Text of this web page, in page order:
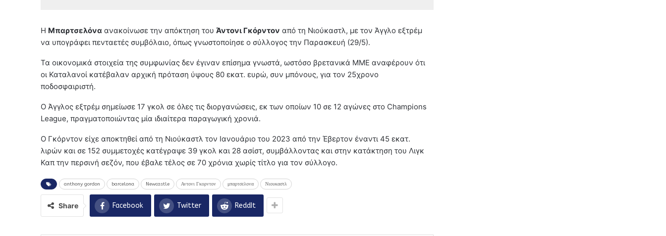
Η Μπαρτσελόνα ανακοίνωσε την απόκτηση του Άντονι Γκόρντον από τη Νιούκαστλ, με τον Άγγλο εξτρέμ
να υπογράφει πενταετές συμβόλαιο, όπως γνωστοποίησε ο σύλλογος την Παρασκευή (29/5).
Τα οικονομικά στοιχεία της συμφωνίας δεν έγιναν επίσημα γνωστά, ωστόσο βρετανικά ΜΜΕ αναφέρουν ότι
οι Καταλανοί κατέβαλαν αρχική πρόταση ύψους 80 εκατ. ευρώ, συν μπόνους, για τον 25χρονο
ποδοσφαιριστή.
Ο Άγγλος εξτρέμ σημείωσε 17 γκολ σε όλες τις διοργανώσεις, εκ των οποίων 10 σε 12 αγώνες στο Champions
League, πραγματοποιώντας μία ιδιαίτερα παραγωγική χρονιά.
Ο Γκόρντον είχε αποκτηθεί από τη Νιούκαστλ τον Ιανουάριο του 2023 από την Έβερτον έναντι 45 εκατ.
λιρών και σε 152 συμμετοχές κατέγραψε 39 γκολ και 28 ασίστ, συμβάλλοντας και στην κατάκτηση του Λιγκ
Καπ την περσινή σεζόν, που έβαλε τέλος σε 70 χρόνια χωρίς τίτλο για τον σύλλογο.
anthony gordon barcelona Newcastle Αντονι Γκορντον μπαρτσελονα Νιουκαστλ
Share Facebook Twitter ReddIt